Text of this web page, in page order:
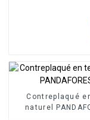
Contreplaqué
naturel